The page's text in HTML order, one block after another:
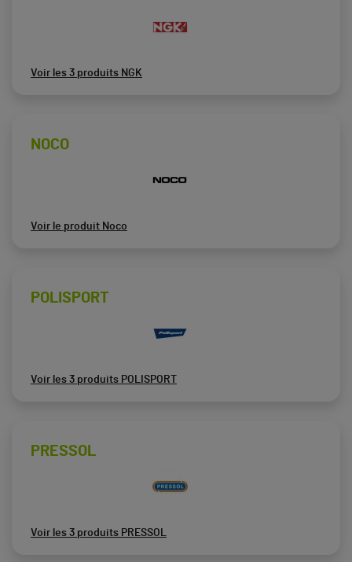
Voir les 3 produits NGK
NOCO
Voir le produit Noco
POLISPORT
Voir les 3 produits POLISPORT
PRESSOL
Voir les 3 produits PRESSOL